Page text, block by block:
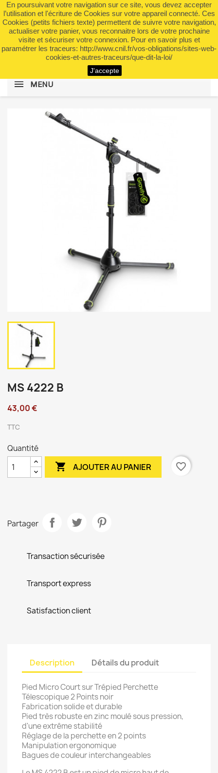
En poursuivant votre navigation sur ce site, vous devez accepter
l’utilisation et l'écriture de Cookies sur votre appareil connecté. Ces
Cookies (petits fichiers texte) permettent de suivre votre navigation,
actualiser votre panier, vous reconnaitre lors de votre prochaine
visite et sécuriser votre connexion. Pour en savoir plus et
paramétrer les traceurs: http://www.cnil.fr/vos-obligations/sites-web-
cookies-et-autres-traceurs/que-dit-la-loi/
J'accepte
 shopping_cart (0)

search
MENU
MS 4222 B
43,00 €
TTC
Quantité
 AJOUTER AU PANIER favorite_border
Partager
Transaction sécurisée
Transport express
Satisfaction client
Description Détails du produit
Pied Micro Court sur Trépied Perchette
Télescopique 2 Points noir
Fabrication solide et durable
Pied très robuste en zinc moulé sous pression,
d'une extrême stabilité
Réglage de la perchette en 2 points
Manipulation ergonomique
Bagues de couleur interchangeables